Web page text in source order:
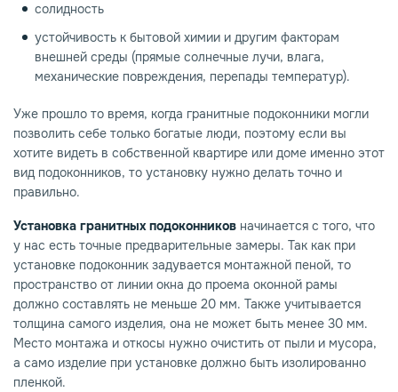
солидность
устойчивость к бытовой химии и другим факторам
внешней среды (прямые солнечные лучи, влага,
механические повреждения, перепады температур).
Уже прошло то время, когда гранитные подоконники могли
позволить себе только богатые люди, поэтому если вы
хотите видеть в собственной квартире или доме именно этот
вид подоконников, то установку нужно делать точно и
правильно.
Установка гранитных подоконников начинается с того, что
у нас есть точные предварительные замеры. Так как при
установке подоконник задувается монтажной пеной, то
пространство от линии окна до проема оконной рамы
должно составлять не меньше 20 мм. Также учитывается
толщина самого изделия, она не может быть менее 30 мм.
Место монтажа и откосы нужно очистить от пыли и мусора,
а само изделие при установке должно быть изолированно
пленкой.